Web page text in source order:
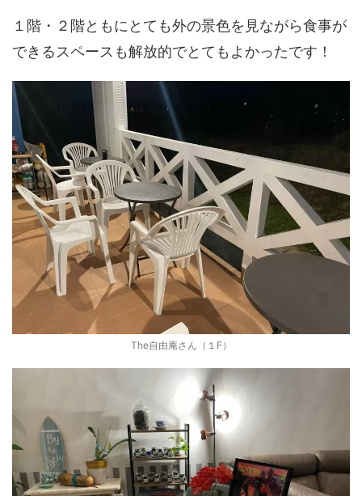
１階・２階ともにとても外の景色を見ながら食事が
できるスペースも解放的でとてもよかったです！
The自由庵さん（１F）